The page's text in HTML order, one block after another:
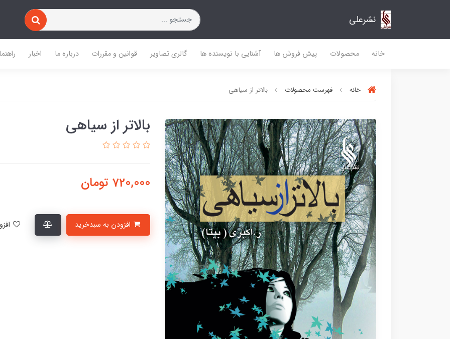
نشرعلی
خانه محصولات پیش فروش ها آشنایی با نویسنده ها گالری تصاویر قوانین و مقررات درباره ما اخبار راهنما
خانه فهرست محصولات بالاتر از سیاهی
بالاتر از سیاهی
720,000 تومان